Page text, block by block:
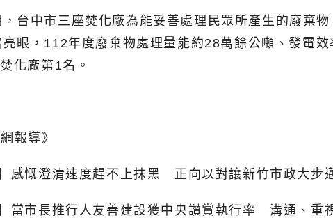
台中市三座焚化廠為能妥善處理民眾所產生的廢棄
眼，112年度廢棄物處理量能約28萬餘公噸、發電
化廠第1名。
報導》
感慨澄清速度趕不上抹黑 正向以對讓新竹市政大步
當市長推行人友善建設獲中央讚賞執行率 溝通、重